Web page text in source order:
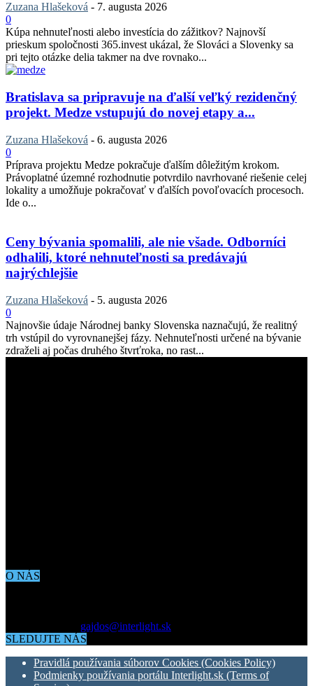
Zuzana Hlašeková - 7. augusta 2026
0
Kúpa nehnuteľnosti alebo investícia do zážitkov? Najnovší
prieskum spoločnosti 365.invest ukázal, že Slováci a Slovenky sa
pri tejto otázke delia takmer na dve rovnako...
Bratislava sa pripravuje na ďalší veľký rezidenčný
projekt. Medze vstupujú do novej etapy a...
Zuzana Hlašeková - 6. augusta 2026
0
Príprava projektu Medze pokračuje ďalším dôležitým krokom.
Právoplatné územné rozhodnutie potvrdilo navrhované riešenie celej
lokality a umožňuje pokračovať v ďalších povoľovacích procesoch.
Ide o...
Ceny bývania spomalili, ale nie všade. Odborníci
odhalili, ktoré nehnuteľnosti sa predávajú
najrýchlejšie
Zuzana Hlašeková - 5. augusta 2026
0
Najnovšie údaje Národnej banky Slovenska naznačujú, že realitný
trh vstúpil do vyrovnanejšej fázy. Nehnuteľnosti určené na bývanie
zdraželi aj počas druhého štvrťroka, no rast...
O NÁS
gajdos@interlight.sk
SLEDUJTE NÁS
Pravidlá používania súborov Cookies (Cookies Policy)
Podmienky používania portálu Interlight.sk (Terms of